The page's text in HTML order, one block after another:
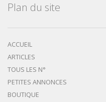
Plan du site
ACCUEIL
ARTICLES
TOUS LES N°
PETITES ANNONCES
BOUTIQUE